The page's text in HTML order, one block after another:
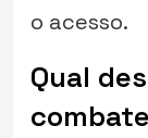
o acesso.
Qual